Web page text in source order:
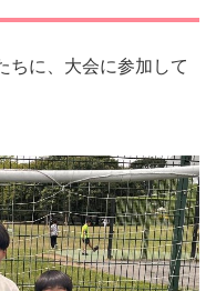
ちに、大会に参加して